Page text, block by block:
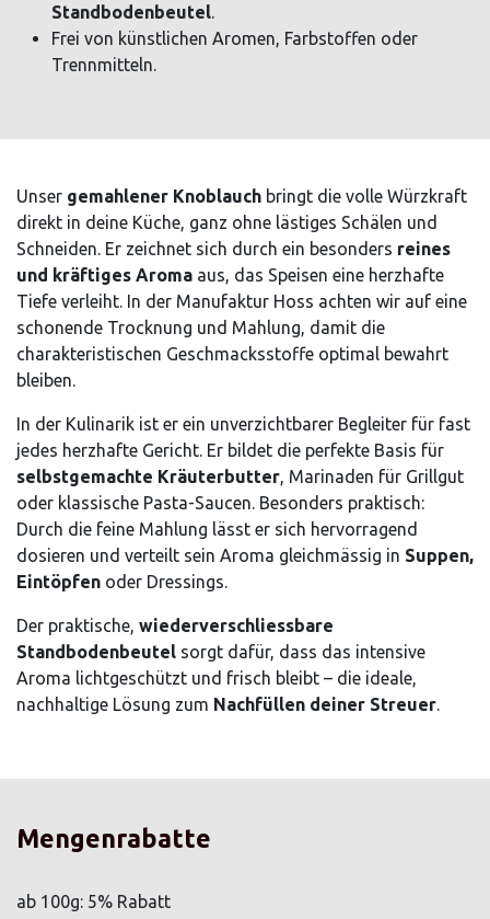
Standbodenbeutel.
Frei von künstlichen Aromen, Farbstoffen oder
Trennmitteln.
Unser gemahlener Knoblauch bringt die volle Würzkraft
direkt in deine Küche, ganz ohne lästiges Schälen und
Schneiden. Er zeichnet sich durch ein besonders reines
und kräftiges Aroma aus, das Speisen eine herzhafte
Tiefe verleiht. In der Manufaktur Hoss achten wir auf eine
schonende Trocknung und Mahlung, damit die
charakteristischen Geschmacksstoffe optimal bewahrt
bleiben.
In der Kulinarik ist er ein unverzichtbarer Begleiter für fast
jedes herzhafte Gericht. Er bildet die perfekte Basis für
selbstgemachte Kräuterbutter, Marinaden für Grillgut
oder klassische Pasta-Saucen. Besonders praktisch:
Durch die feine Mahlung lässt er sich hervorragend
dosieren und verteilt sein Aroma gleichmässig in Suppen,
Eintöpfen oder Dressings.
Der praktische, wiederverschliessbare
Standbodenbeutel sorgt dafür, dass das intensive
Aroma lichtgeschützt und frisch bleibt – die ideale,
nachhaltige Lösung zum Nachfüllen deiner Streuer.
Mengenrabatte
ab 100g: 5% Rabatt